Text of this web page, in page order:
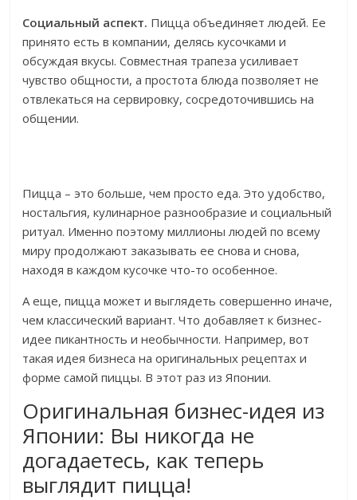
Социальный аспект. Пицца объединяет людей. Ее
принято есть в компании, делясь кусочками и
обсуждая вкусы. Совместная трапеза усиливает
чувство общности, а простота блюда позволяет не
отвлекаться на сервировку, сосредоточившись на
общении.
Пицца – это больше, чем просто еда. Это удобство,
ностальгия, кулинарное разнообразие и социальный
ритуал. Именно поэтому миллионы людей по всему
миру продолжают заказывать ее снова и снова,
находя в каждом кусочке что-то особенное.
А еще, пицца может и выглядеть совершенно иначе,
чем классический вариант. Что добавляет к бизнес-
идее пикантность и необычности. Например, вот
такая идея бизнеса на оригинальных рецептах и
форме самой пиццы. В этот раз из Японии.
Оригинальная бизнес-идея из
Японии: Вы никогда не
догадаетесь, как теперь
выглядит пицца!